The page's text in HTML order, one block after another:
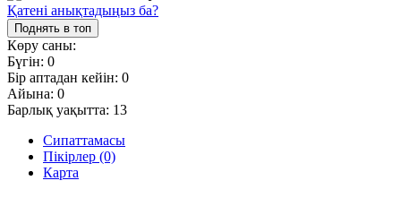
Қатені анықтадыңыз ба?
Поднять в топ
Көру саны:
Бүгін: 0
Бір аптадан кейін: 0
Айына: 0
Барлық уақытта: 13
Сипаттамасы
Пікірлер (0)
Карта